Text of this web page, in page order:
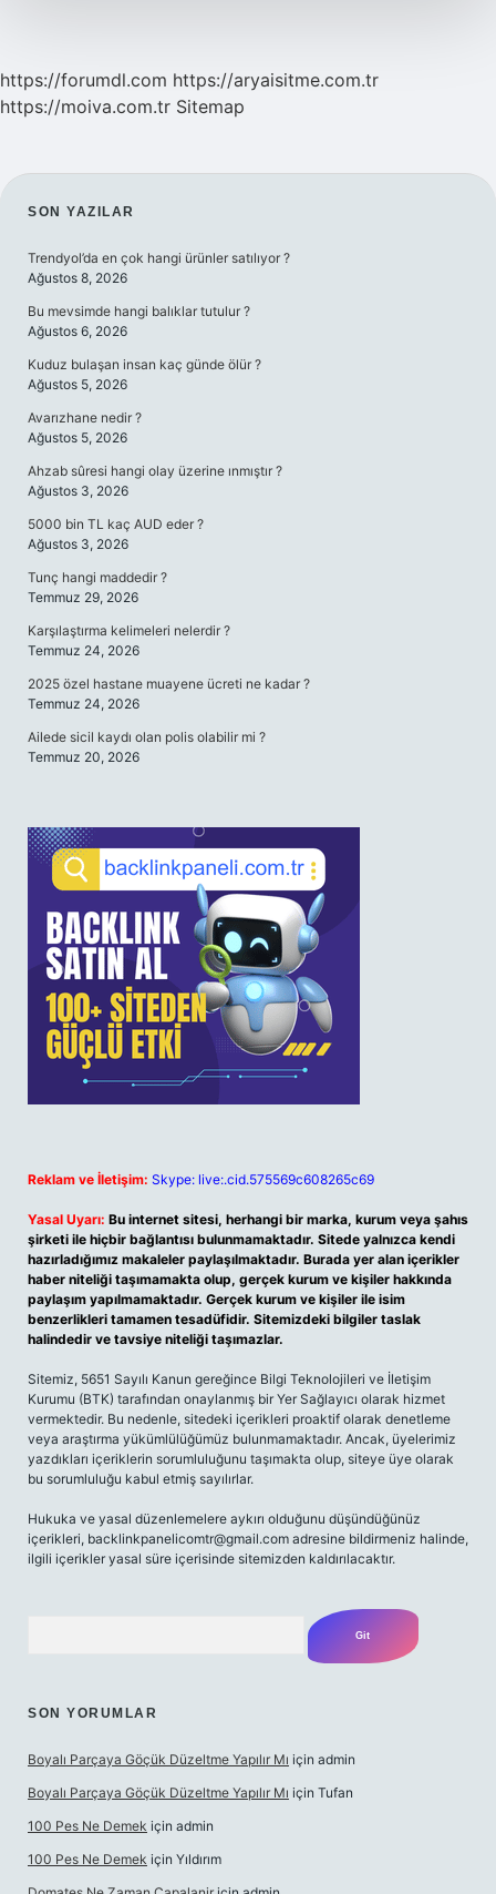
https://forumdl.com https://aryaisitme.com.tr
https://moiva.com.tr Sitemap
SIDEBAR
SON YAZILAR
Trendyol’da en çok hangi ürünler satılıyor ?
Ağustos 8, 2026
Bu mevsimde hangi balıklar tutulur ?
Ağustos 6, 2026
Kuduz bulaşan insan kaç günde ölür ?
Ağustos 5, 2026
Avarızhane nedir ?
Ağustos 5, 2026
Ahzab sûresi hangi olay üzerine ınmıştır ?
Ağustos 3, 2026
5000 bin TL kaç AUD eder ?
Ağustos 3, 2026
Tunç hangi maddedir ?
Temmuz 29, 2026
Karşılaştırma kelimeleri nelerdir ?
Temmuz 24, 2026
2025 özel hastane muayene ücreti ne kadar ?
Temmuz 24, 2026
Ailede sicil kaydı olan polis olabilir mi ?
Temmuz 20, 2026
Reklam ve İletişim: Skype: live:.cid.575569c608265c69
Yasal Uyarı: Bu internet sitesi, herhangi bir marka, kurum veya şahıs
şirketi ile hiçbir bağlantısı bulunmamaktadır. Sitede yalnızca kendi
hazırladığımız makaleler paylaşılmaktadır. Burada yer alan içerikler
haber niteliği taşımamakta olup, gerçek kurum ve kişiler hakkında
paylaşım yapılmamaktadır. Gerçek kurum ve kişiler ile isim
benzerlikleri tamamen tesadüfidir. Sitemizdeki bilgiler taslak
halindedir ve tavsiye niteliği taşımazlar.
Sitemiz, 5651 Sayılı Kanun gereğince Bilgi Teknolojileri ve İletişim
Kurumu (BTK) tarafından onaylanmış bir Yer Sağlayıcı olarak hizmet
vermektedir. Bu nedenle, sitedeki içerikleri proaktif olarak denetleme
veya araştırma yükümlülüğümüz bulunmamaktadır. Ancak, üyelerimiz
yazdıkları içeriklerin sorumluluğunu taşımakta olup, siteye üye olarak
bu sorumluluğu kabul etmiş sayılırlar.
Hukuka ve yasal düzenlemelere aykırı olduğunu düşündüğünüz
içerikleri, backlinkpanelicomtr@gmail.com adresine bildirmeniz halinde,
ilgili içerikler yasal süre içerisinde sitemizden kaldırılacaktır.
SON YORUMLAR
Boyalı Parçaya Göçük Düzeltme Yapılır Mı için admin
Boyalı Parçaya Göçük Düzeltme Yapılır Mı için Tufan
100 Pes Ne Demek için admin
100 Pes Ne Demek için Yıldırım